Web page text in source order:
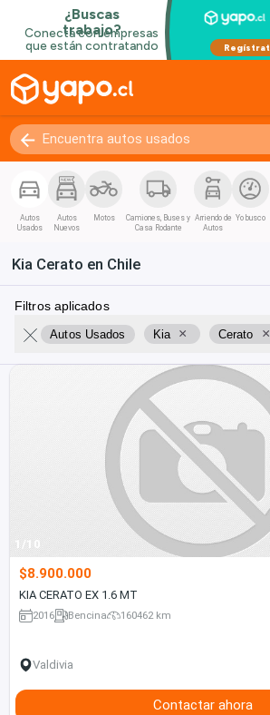
Autos
Usados
Autos
Nuevos
Motos
Camiones, Buses y
Casa Rodante
Arriendo de
Autos
Yo busco
Kia Cerato en Chile
Filtros aplicados
Autos Usados Kia × Cerato ×
1/10
$8.900.000
KIA CERATO EX 1.6 MT
2016 Bencina 160462 km
Valdivia
Contactar ahora